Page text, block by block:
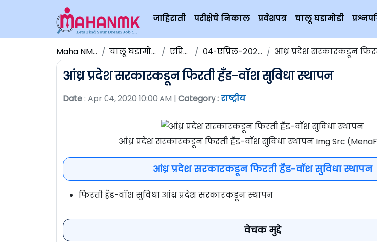
जाहिराती परीक्षेचे निकाल प्रवेशपत्र चालू घडामोडी
Maha NMK चालू घडामोडी एप्रिल ०४-एप्रिल-२०२० आंध्र प्रदेश सरकारकडून
आंध्र प्रदेश सरकारकडून फिरती हँड-वॉश सुविधा स्थापन
Date: Apr 04, 2020 10:00 AM | Category :राष्ट्रीय
आंध्र प्रदेश सरकारकडून फिरती हँड-वॉश सुविधा स्थापन Img Src
आंध्र प्रदेश सरकारकडून फिरती हँड-वॉश सुविधा स्थापन
फिरती हँड-वॉश सुविधा आंध्र प्रदेश सरकारकडून स्थापन
वेचक मुद्दे